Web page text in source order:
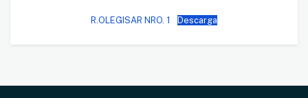
R.OLEGISAR NRO. 1 Descarga